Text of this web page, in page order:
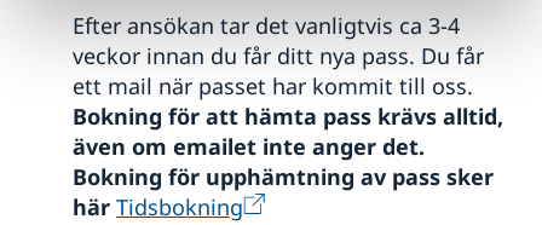
Efter ansökan tar det vanligtvis ca 3-4
veckor innan du får ditt nya pass. Du får
ett mail när passet har kommit till oss.
Bokning för att hämta pass krävs alltid,
även om emailet inte anger det.
Bokning för upphämtning av pass sker
här Tidsbokning